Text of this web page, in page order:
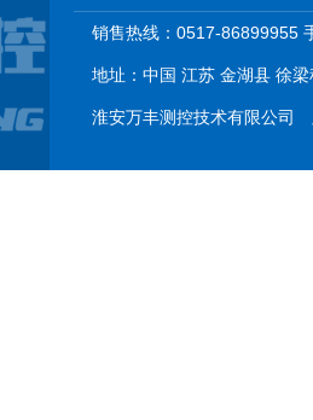
销售热线：0517-
地址：中国 江苏 金湖县 徐
淮安万丰测控技术有限公